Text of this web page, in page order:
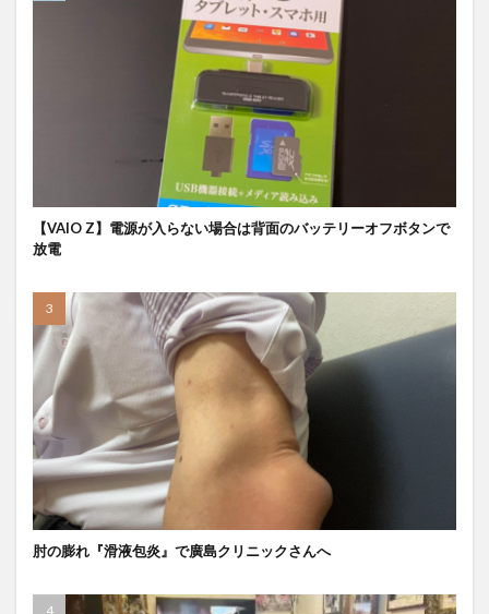
【VAIO Z】電源が入らない場合は背面のバッテリーオフボタンで
放電
肘の膨れ『滑液包炎』で廣島クリニックさんへ